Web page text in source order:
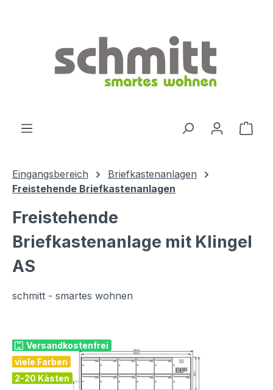
Eingangsbereich
Briefkastenanlagen
Freistehende Briefkastenanlagen
Freistehende
Briefkastenanlage mit Klingel
AS
schmitt - smartes wohnen
Versandkostenfrei
viele Farben
2-20 Kästen